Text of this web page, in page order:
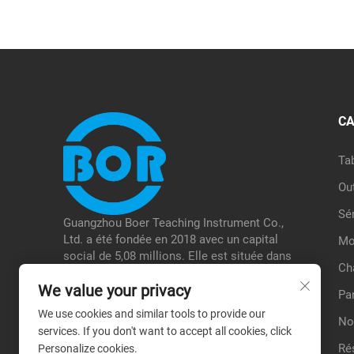
Guangzhou Boer Teaching Instrument Co.,
Ltd. a été fondée en 2018 avec un capital
social de 5,08 millions. Elle est située dans
L'entreprise se concentre sur la recherche et
le développement, la production et la vente
d'instruments pédagogiques pour les
véhicules à énergie nouvelle et d'autres
We value your privacy
We use cookies and similar tools to provide our
services. If you don't want to accept all cookies, click
Personalize cookies.